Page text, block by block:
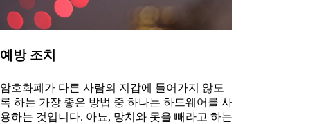
예방 조치
암호화폐가 다른 사람의 지갑에 들어가지 않도
록 하는 가장 좋은 방법 중 하나는 하드웨어를 사
용하는 것입니다. 아뇨, 망치와 못을 빼라고 하는